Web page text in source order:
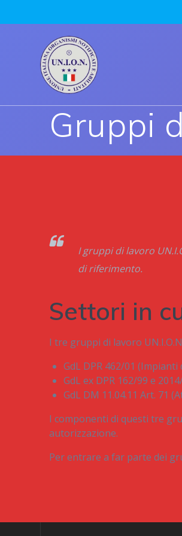
to
Gruppi
I gruppi di lavoro
di riferimento.
Settori in
I tre gruppi di lavoro
GdL DPR 462/01 (Impianti
GdL ex DPR 162/99 e
GdL DM 11.04.11 Art. 71
I componenti di questi tre
autorizzazione.
Per entrare a far parte dei